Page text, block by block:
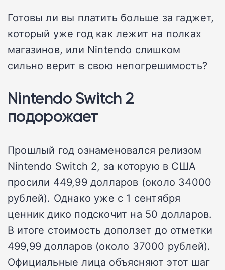
Готовы ли вы платить больше за гаджет,
который уже год как лежит на полках
магазинов, или Nintendo слишком
сильно верит в свою непогрешимость?
Nintendo Switch 2
подорожает
Прошлый год ознаменовался релизом
Nintendo Switch 2, за которую в США
просили 449,99 долларов (около 34000
рублей). Однако уже с 1 сентября
ценник дико подскочит на 50 долларов.
В итоге стоимость доползет до отметки
499,99 долларов (около 37000 рублей).
Официальные лица объясняют этот шаг